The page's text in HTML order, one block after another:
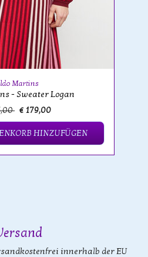
Martins
- Sweater Logan
€ 179,00
HINZUFÜGEN
innerhalb der EU